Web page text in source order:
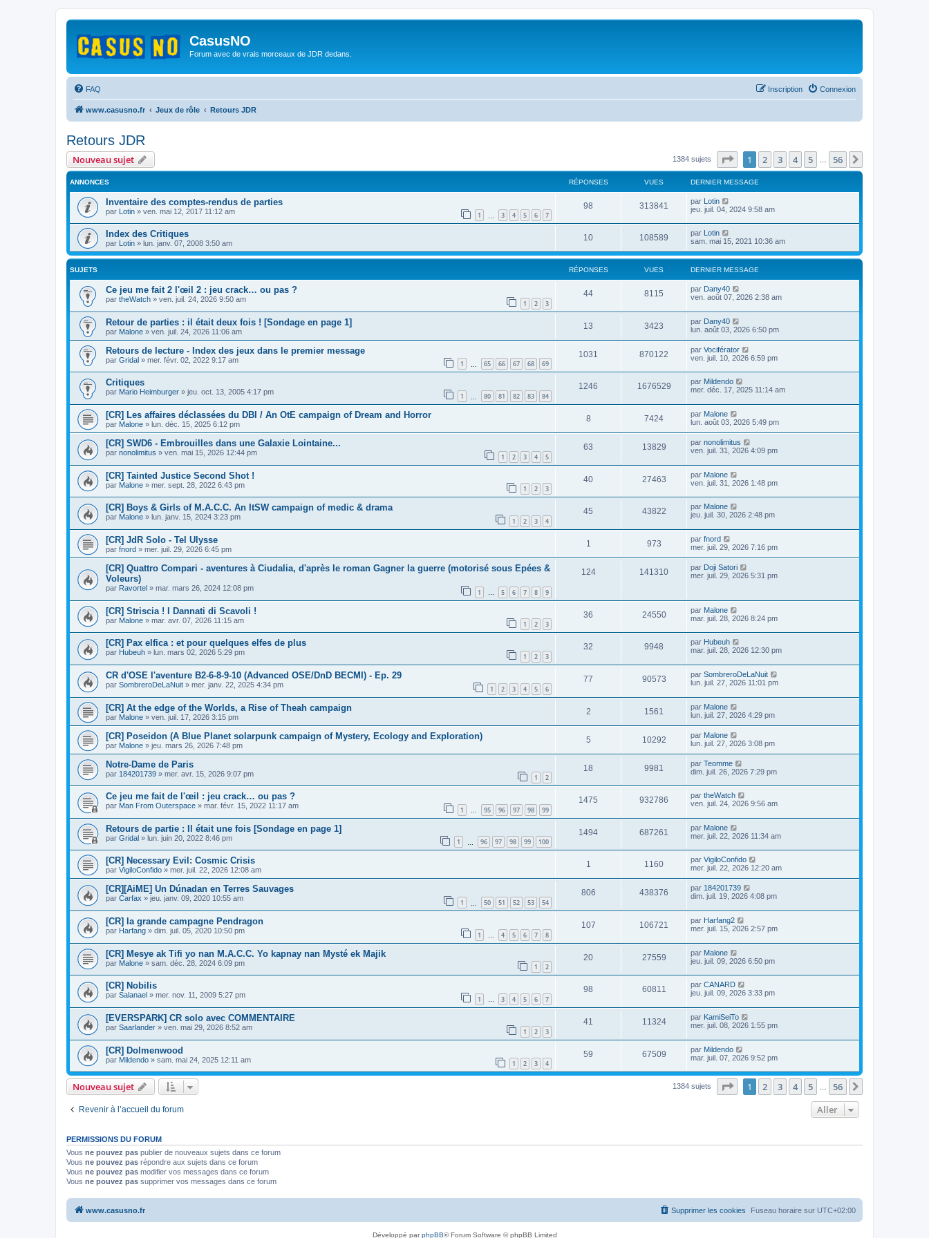
CasusNO
Forum avec de vrais morceaux de JDR dedans.
FAQ Connexion
Inscription
www.casusno.fr Jeux de rôle Retours JDR
Retours JDR
Nouveau sujet 1384 sujets Page sur56
1 2 3 4 5 56
ANNONCES RÉPONSES VUES DERNIER MESSAGE
Inventaire des comptes-rendus de parties
par Lotin » ven. mai 12, 2017 11:12 am 1 3 4 5 6 7
98 313841 par Lotin
jeu. juil. 04, 2024 9:58 am
Index des Critiques
par Lotin » lun. janv. 07, 2008 3:50 am
10 108589 par Lotin
sam. mai 15, 2021 10:36 am
SUJETS RÉPONSES VUES DERNIER MESSAGE
Ce jeu me fait 2 l'œil 2 : jeu crack… ou pas ?
par theWatch » ven. juil. 24, 2026 9:50 am 1 2 3
44 8115 par Dany40
ven. août 07, 2026 2:38 am
Retour de parties : il était deux fois ! [Sondage en page 1]
par Malone » ven. juil. 24, 2026 11:06 am
13 3423 par Dany40
lun. août 03, 2026 6:50 pm
Retours de lecture - Index des jeux dans le premier message
par Gridal » mer. févr. 02, 2022 9:17 am 1 65 66 67 68 69
1031 870122 par Vociférator
ven. juil. 10, 2026 6:59 pm
Critiques
par Mario Heimburger » jeu. oct. 13, 2005 4:17 pm 1 80 81 82 83 84
1246 1676529 par Mildendo
mer. déc. 17, 2025 11:14 am
[CR] Les affaires déclassées du DBI / An OtE campaign of Dream and Horror
par Malone » lun. déc. 15, 2025 6:12 pm
8 7424 par Malone
lun. août 03, 2026 5:49 pm
[CR] SWD6 - Embrouilles dans une Galaxie Lointaine...
par nonolimitus » ven. mai 15, 2026 12:44 pm 1 2 3 4 5
63 13829 par nonolimitus
ven. juil. 31, 2026 4:09 pm
[CR] Tainted Justice Second Shot !
par Malone » mer. sept. 28, 2022 6:43 pm 1 2 3
40 27463 par Malone
ven. juil. 31, 2026 1:48 pm
[CR] Boys & Girls of M.A.C.C. An ItSW campaign of medic & drama
par Malone » lun. janv. 15, 2024 3:23 pm 1 2 3 4
45 43822 par Malone
jeu. juil. 30, 2026 2:48 pm
[CR] JdR Solo - Tel Ulysse
par fnord » mer. juil. 29, 2026 6:45 pm
1 973 par fnord
mer. juil. 29, 2026 7:16 pm
[CR] Quattro Compari - aventures à Ciudalia, d'après le roman Gagner la guerre (motorisé sous Epées &
Voleurs)
par Ravortel » mar. mars 26, 2024 12:08 pm 1 … 5 6 7 8 9
124 141310 par Doji Satori
mer. juil. 29, 2026 5:31 pm
[CR] Striscia ! I Dannati di Scavoli !
par Malone » mar. avr. 07, 2026 11:15 am 1 2 3
36 24550 par Malone
mar. juil. 28, 2026 8:24 pm
[CR] Pax elfica : et pour quelques elfes de plus
par Hubeuh » lun. mars 02, 2026 5:29 pm 1 2 3
32 9948 par Hubeuh
mar. juil. 28, 2026 12:30 pm
CR d'OSE l'aventure B2-6-8-9-10 (Advanced OSE/DnD BECMI) - Ep. 29
par SombreroDeLaNuit » mer. janv. 22, 2025 4:34 pm 1 2 3 4 5 6
77 90573 par SombreroDeLaNuit
lun. juil. 27, 2026 11:01 pm
[CR] At the edge of the Worlds, a Rise of Theah campaign
par Malone » ven. juil. 17, 2026 3:15 pm
2 1561 par Malone
lun. juil. 27, 2026 4:29 pm
[CR] Poseidon (A Blue Planet solarpunk campaign of Mystery, Ecology and Exploration)
par Malone » jeu. mars 26, 2026 7:48 pm
5 10292 par Malone
lun. juil. 27, 2026 3:08 pm
Notre-Dame de Paris
par 184201739 » mer. avr. 15, 2026 9:07 pm 1 2
18 9981 par Teomme
dim. juil. 26, 2026 7:29 pm
Ce jeu me fait de l'œil : jeu crack… ou pas ?
par Man From Outerspace » mar. févr. 15, 2022 11:17 am 1 … 95 96 97 98 99
1475 932786 par theWatch
ven. juil. 24, 2026 9:56 am
Retours de partie : Il était une fois [Sondage en page 1]
par Gridal » lun. juin 20, 2022 8:46 pm 1 96 97 98 99 100
1494 687261 par Malone
mer. juil. 22, 2026 11:34 am
[CR] Necessary Evil: Cosmic Crisis
par VigiloConfido » mer. juil. 22, 2026 12:08 am
1 1160 par VigiloConfido
mer. juil. 22, 2026 12:20 am
[CR][AiME] Un Dúnadan en Terres Sauvages
par Carfax » jeu. janv. 09, 2020 10:55 am 1 50 51 52 53 54
806 438376 par 184201739
dim. juil. 19, 2026 4:08 pm
[CR] la grande campagne Pendragon
par Harfang » dim. juil. 05, 2020 10:50 pm 1 … 4 5 6 7 8
107 106721 par Harfang2
mer. juil. 15, 2026 2:57 pm
[CR] Mesye ak Tifi yo nan M.A.C.C. Yo kapnay nan Mysté ek Majik
par Malone » sam. déc. 28, 2024 6:09 pm 1 2
20 27559 par Malone
jeu. juil. 09, 2026 6:50 pm
[CR] Nobilis
par Salanael » mer. nov. 11, 2009 5:27 pm 1 … 3 4 5 6 7
98 60811 par CANARD
jeu. juil. 09, 2026 3:33 pm
[EVERSPARK] CR solo avec COMMENTAIRE
par Saarlander » ven. mai 29, 2026 8:52 am 1 2 3
41 11324 par KamiSeiTo
mer. juil. 08, 2026 1:55 pm
[CR] Dolmenwood
par Mildendo » sam. mai 24, 2025 12:11 am 1 2 3 4
59 67509 par Mildendo
mar. juil. 07, 2026 9:52 pm
Nouveau sujet 1384 sujets Page sur56
1 2 3 4 5 56
Revenir à l’accueil du forum Aller
PERMISSIONS DU FORUM
Vous ne pouvez pas publier de nouveaux sujets dans ce forum
Vous ne pouvez pas répondre aux sujets dans ce forum
Vous ne pouvez pas modifier vos messages dans ce forum
Vous ne pouvez pas supprimer vos messages dans ce forum
www.casusno.fr Fuseau horaire sur UTC+02:00
Supprimer les cookies
Développé parphpBB® Forum Software © phpBB Limited